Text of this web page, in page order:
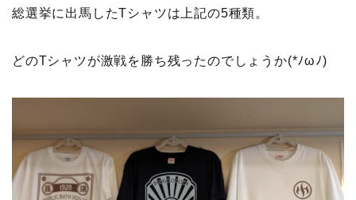
総選挙に出馬したTシャツは上記の5種類。
どのTシャツが激戦を勝ち残ったのでしょうか(*ﾉωﾉ)